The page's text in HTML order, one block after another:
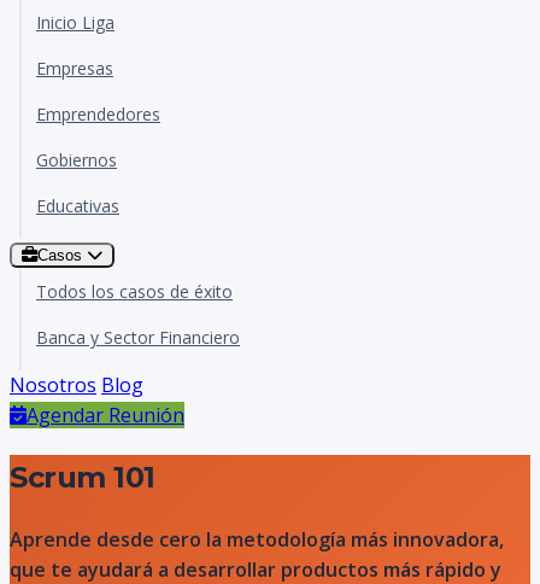
Inicio Liga
Empresas
Emprendedores
Gobiernos
Educativas
Casos
Todos los casos de éxito
Banca y Sector Financiero
Nosotros Blog
Agendar Reunión
Scrum 101
Aprende desde cero la metodología más innovadora,
que te ayudará a desarrollar productos más rápido y